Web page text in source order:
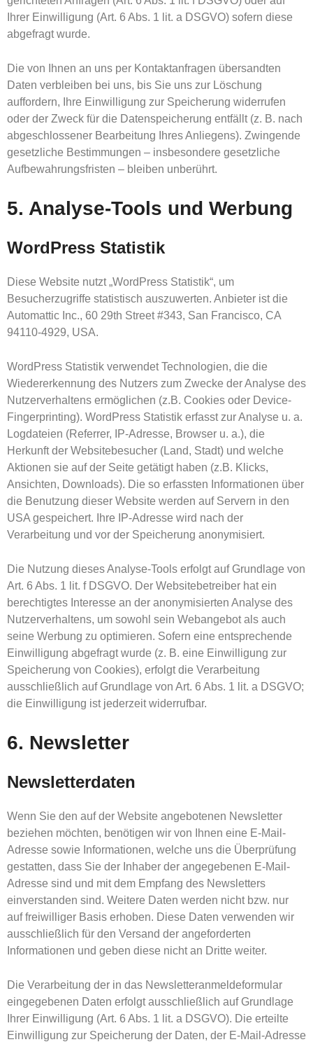
Ihrer Einwilligung (Art. 6 Abs. 1 lit. a DSGVO) sofern diese
abgefragt wurde.
Die von Ihnen an uns per Kontaktanfragen übersandten
Daten verbleiben bei uns, bis Sie uns zur Löschung
auffordern, Ihre Einwilligung zur Speicherung widerrufen
oder der Zweck für die Datenspeicherung entfällt (z. B. nach
abgeschlossener Bearbeitung Ihres Anliegens). Zwingende
gesetzliche Bestimmungen – insbesondere gesetzliche
Aufbewahrungsfristen – bleiben unberührt.
5. Analyse-Tools und Werbung
WordPress Statistik
Diese Website nutzt „WordPress Statistik“, um
Besucherzugriffe statistisch auszuwerten. Anbieter ist die
Automattic Inc., 60 29th Street #343, San Francisco, CA
94110-4929, USA.
WordPress Statistik verwendet Technologien, die die
Wiedererkennung des Nutzers zum Zwecke der Analyse des
Nutzerverhaltens ermöglichen (z.B. Cookies oder Device-
Fingerprinting). WordPress Statistik erfasst zur Analyse u. a.
Logdateien (Referrer, IP-Adresse, Browser u. a.), die
Herkunft der Websitebesucher (Land, Stadt) und welche
Aktionen sie auf der Seite getätigt haben (z.B. Klicks,
Ansichten, Downloads). Die so erfassten Informationen über
die Benutzung dieser Website werden auf Servern in den
USA gespeichert. Ihre IP-Adresse wird nach der
Verarbeitung und vor der Speicherung anonymisiert.
Die Nutzung dieses Analyse-Tools erfolgt auf Grundlage von
Art. 6 Abs. 1 lit. f DSGVO. Der Websitebetreiber hat ein
berechtigtes Interesse an der anonymisierten Analyse des
Nutzerverhaltens, um sowohl sein Webangebot als auch
seine Werbung zu optimieren. Sofern eine entsprechende
Einwilligung abgefragt wurde (z. B. eine Einwilligung zur
Speicherung von Cookies), erfolgt die Verarbeitung
ausschließlich auf Grundlage von Art. 6 Abs. 1 lit. a DSGVO;
die Einwilligung ist jederzeit widerrufbar.
6. Newsletter
Newsletter­daten
Wenn Sie den auf der Website angebotenen Newsletter
beziehen möchten, benötigen wir von Ihnen eine E-Mail-
Adresse sowie Informationen, welche uns die Überprüfung
gestatten, dass Sie der Inhaber der angegebenen E-Mail-
Adresse sind und mit dem Empfang des Newsletters
einverstanden sind. Weitere Daten werden nicht bzw. nur
auf freiwilliger Basis erhoben. Diese Daten verwenden wir
ausschließlich für den Versand der angeforderten
Informationen und geben diese nicht an Dritte weiter.
Die Verarbeitung der in das Newsletteranmeldeformular
eingegebenen Daten erfolgt ausschließlich auf Grundlage
Ihrer Einwilligung (Art. 6 Abs. 1 lit. a DSGVO). Die erteilte
Einwilligung zur Speicherung der Daten, der E-Mail-Adresse